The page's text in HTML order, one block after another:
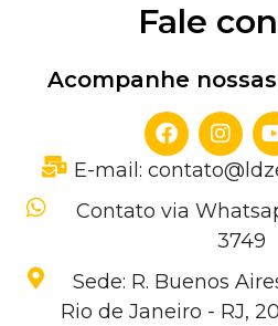
Fale
Acompanhe
E-mail:
Contato via
3749
Sede: R. Buenos
Rio de Janeiro - RJ,